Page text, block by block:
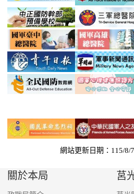
網站更新日期：115/
關於本局 莒